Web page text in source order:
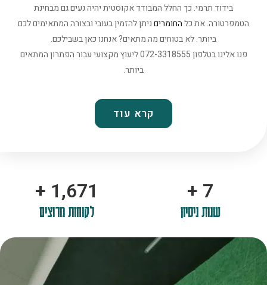
בידוד תרמי. כך החלל המבודד אקוסטית יהיה נעים גם מבחינת
הטמפרטורה. את כלהחומריםניתן להזמין בעובי ובצורה המתאימים לכם
ביותר. לא בטוחים מה מתאים? אנחנו כאן בשבילכם.
פנו אלינו בטלפון 072-3318555 ליעוץ מקצועי עבור הפתרון המתאים
ביותר.
קרא עוד
10
+
שנות ניסיון
2,100
+
לקוחות מרוצים